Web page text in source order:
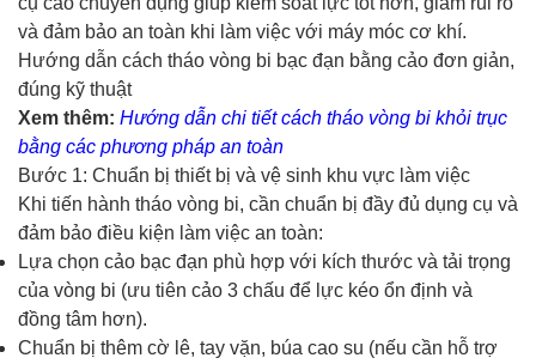
và đảm bảo an toàn khi làm việc với máy móc cơ khí.
Hướng dẫn cách tháo vòng bi bạc đạn bằng cảo đơn giản,
đúng kỹ thuật
Xem thêm: Hướng dẫn chi tiết cách tháo vòng bi khỏi trục
bằng các phương pháp an toàn
Bước 1: Chuẩn bị thiết bị và vệ sinh khu vực làm việc
Khi tiến hành tháo vòng bi, cần chuẩn bị đầy đủ dụng cụ và
đảm bảo điều kiện làm việc an toàn:
Lựa chọn cảo bạc đạn phù hợp với kích thước và tải trọng
của vòng bi (ưu tiên cảo 3 chấu để lực kéo ổn định và
đồng tâm hơn).
Chuẩn bị thêm cờ lê, tay vặn, búa cao su (nếu cần hỗ trợ